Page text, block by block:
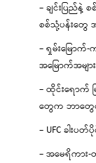
– ချင်းပြည်
စစ်သုံ့ပန်းတွေ
– ရှမ်းမြော
အမြောက်အမျာ
– ထိုင်းရော
တွေက ဘာတွေ
– UFC ခါးပ
– အမေရိကာ